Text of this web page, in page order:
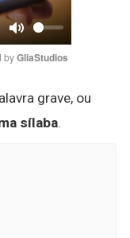
Mute
by GliaStudios
grave, ou
sílaba.